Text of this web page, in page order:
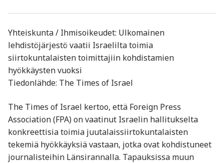
Yhteiskunta / Ihmisoikeudet: Ulkomainen
lehdistöjärjestö vaatii Israelilta toimia
siirtokuntalaisten toimittajiin kohdistamien
hyökkäysten vuoksi
Tiedonlähde: The Times of Israel
The Times of Israel kertoo, että Foreign Press
Association (FPA) on vaatinut Israelin hallitukselta
konkreettisia toimia juutalaissiirtokuntalaisten
tekemiä hyökkäyksiä vastaan, jotka ovat kohdistuneet
journalisteihin Länsirannalla. Tapauksissa muun